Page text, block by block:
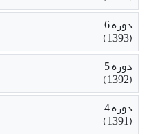
دوره 6
(1393)
دوره 5
(1392)
دوره 4
(1391)